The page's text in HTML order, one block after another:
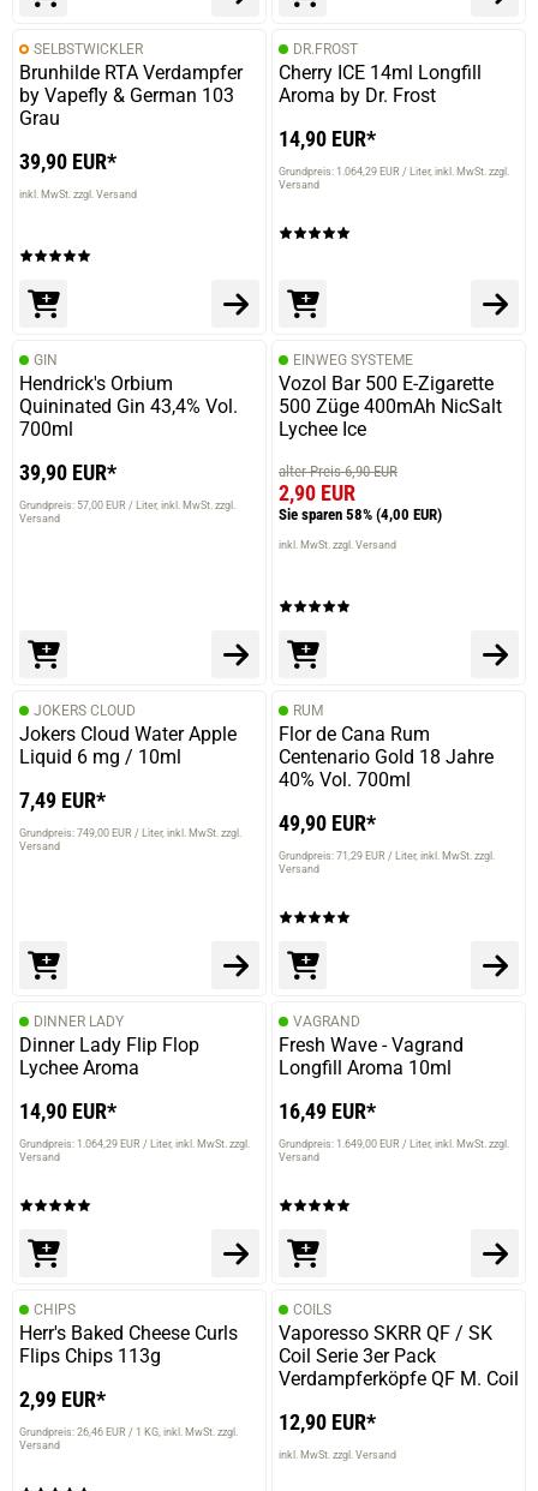
SELBSTWICKLER
Brunhilde RTA Verdampfer
by Vapefly & German 103
Grau
39,90 EUR*
inkl. MwSt. zzgl. Versand
DR.FROST
Cherry ICE 14ml Longfill
Aroma by Dr. Frost
14,90 EUR*
Grundpreis: 1.064,29 EUR / Liter inkl. MwSt. zzgl.
Versand
GIN
Hendrick's Orbium
Quininated Gin 43,4% Vol.
700ml
39,90 EUR*
Grundpreis: 57,00 EUR / Liter inkl. MwSt. zzgl.
Versand
EINWEG SYSTEME
Vozol Bar 500 E-Zigarette
500 Züge 400mAh NicSalt
Lychee Ice
alter Preis 6,90 EUR
2,90 EUR
Sie sparen 58% (4,00 EUR)
inkl. MwSt. zzgl. Versand
JOKERS CLOUD
Jokers Cloud Water Apple
Liquid 6 mg / 10ml
7,49 EUR*
Grundpreis: 749,00 EUR / Liter inkl. MwSt. zzgl.
Versand
RUM
Flor de Cana Rum
Centenario Gold 18 Jahre
40% Vol. 700ml
49,90 EUR*
Grundpreis: 71,29 EUR / Liter inkl. MwSt. zzgl.
Versand
DINNER LADY
Dinner Lady Flip Flop
Lychee Aroma
14,90 EUR*
Grundpreis: 1.064,29 EUR / Liter inkl. MwSt. zzgl.
Versand
VAGRAND
Fresh Wave - Vagrand
Longfill Aroma 10ml
16,49 EUR*
Grundpreis: 1.649,00 EUR / Liter inkl. MwSt. zzgl.
Versand
CHIPS
Herr's Baked Cheese Curls
Flips Chips 113g
2,99 EUR*
Grundpreis: 26,46 EUR / 1 KG inkl. MwSt. zzgl.
Versand
COILS
Vaporesso SKRR QF / SK
Coil Serie 3er Pack
Verdampferköpfe QF M. Coil
12,90 EUR*
inkl. MwSt. zzgl. Versand